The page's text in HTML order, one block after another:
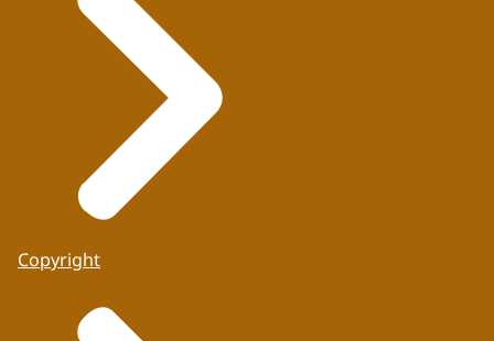
Copyright